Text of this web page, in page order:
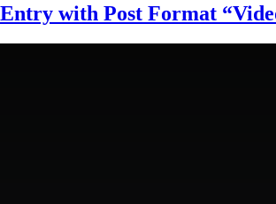
Entry with Post Format